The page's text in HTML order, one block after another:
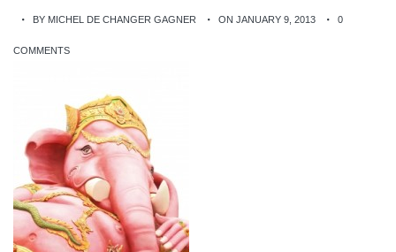
BY MICHEL DE CHANGER GAGNER ON JANUARY 9, 2013 0
COMMENTS